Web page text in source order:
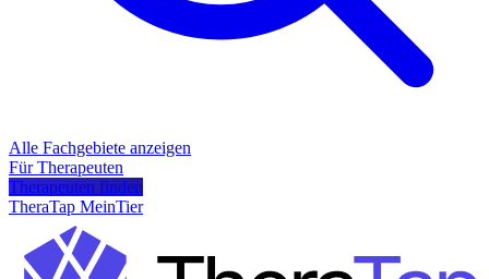
Alle Fachgebiete anzeigen
Für Therapeuten
Therapeuten finden
TheraTap MeinTier